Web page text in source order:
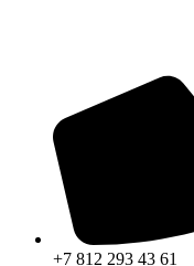
+7 812 293 43 61